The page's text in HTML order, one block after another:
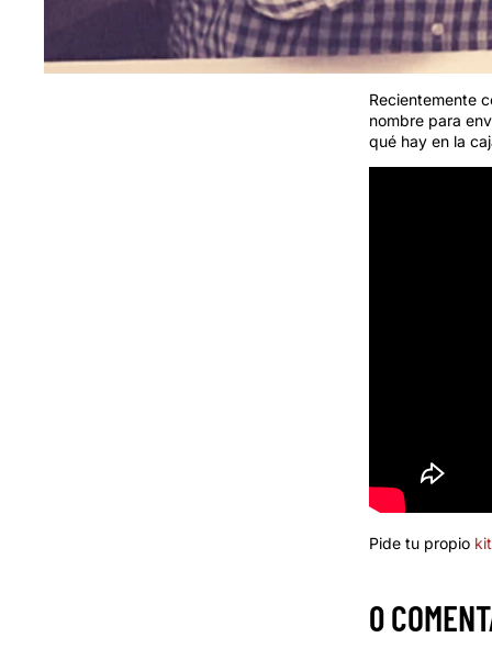
Recientemente
nombre para
qué hay en la
Pide tu propio
0